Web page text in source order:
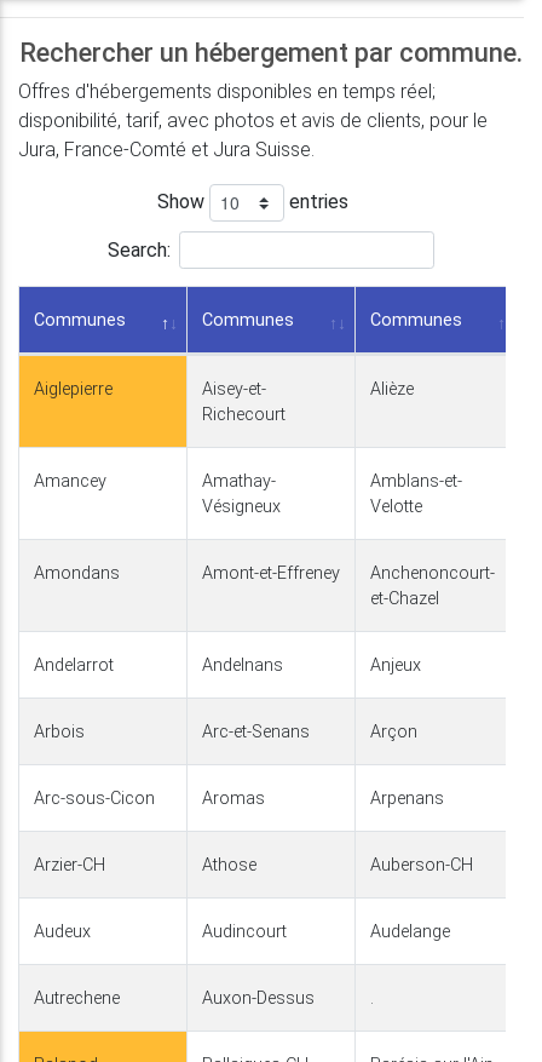
Rechercher un hébergement par commune.
Offres d'hébergements disponibles en temps réel;
disponibilité, tarif, avec photos et avis de clients, pour le
Jura, France-Comté et Jura Suisse.
Show entries
Search:
Communes Communes Communes
Aiglepierre
Aisey-et-
Richecourt
Alièze
Amancey
Amathay-
Vésigneux
Amblans-et-
Velotte
Amondans Amont-et-Effreney
Anchenoncourt-
et-Chazel
Andelarrot Andelnans Anjeux
Arbois Arc-et-Senans Arçon
Arc-sous-Cicon Aromas Arpenans
Arzier-CH Athose Auberson-CH
Audeux Audincourt Audelange
Autrechene Auxon-Dessus .